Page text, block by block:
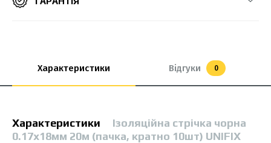
Характеристики Відгуки 0
Характеристики
Ізоляційна стрiчка чорна
0.17х18мм 20м (пачка, кратно 10шт) UNIFIX